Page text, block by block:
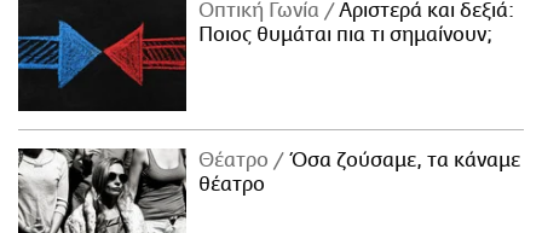
Οπτική Γωνία
Αριστερά και δεξιά:
Ποιος θυμάται πια τι σημαίνουν;
Θέατρο
Όσα ζούσαμε, τα κάναμε
θέατρο